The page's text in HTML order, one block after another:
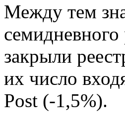
Между тем
закрыли
их число
Post (-1,5%).